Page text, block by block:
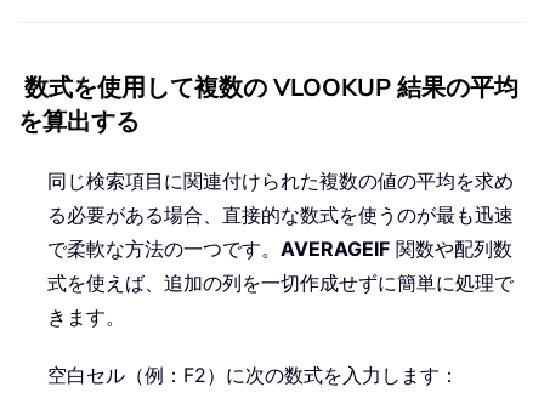
数式を使用して複数の VLOOKUP 結果の平均
を算出する
同じ検索項目に関連付けられた複数の値の平均を求め
る必要がある場合、直接的な数式を使うのが最も迅速
で柔軟な方法の一つです。 AVERAGEIF 関数や配列数
式を使えば、追加の列を一切作成せずに簡単に処理で
きます。
空白セル（例：F2）に次の数式を入力します：